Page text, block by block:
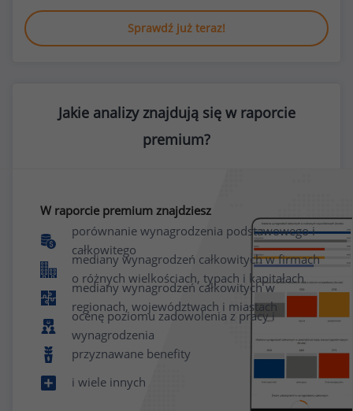
Sprawdź już teraz!
Jakie analizy znajdują się w raporcie
premium?
W raporcie premium znajdziesz
porównanie wynagrodzenia podstawowego i
całkowitego
mediany wynagrodzeń całkowitych w firmach
o różnych wielkościach, typach i kapitałach
mediany wynagrodzeń całkowitych w
regionach, województwach i miastach
ocenę poziomu zadowolenia z pracy i
wynagrodzenia
przyznawane benefity
i wiele innych